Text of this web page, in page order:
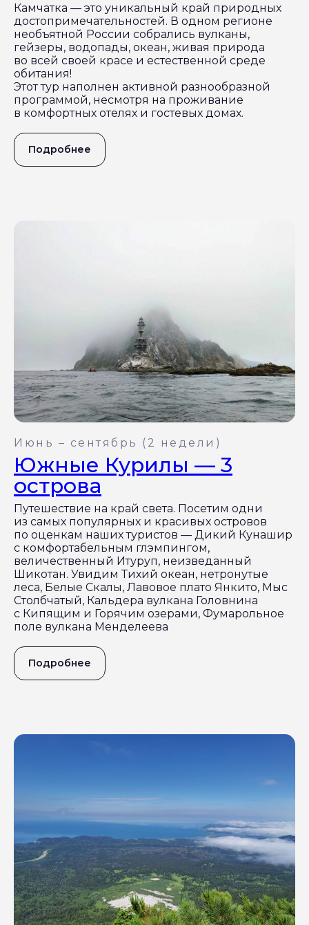
Камчатка — это уникальный край природных
достопримечательностей. В одном регионе
необъятной России собрались вулканы,
гейзеры, водопады, океан, живая природа
во всей своей красе и естественной среде
обитания!
Этот тур наполнен активной разнообразной
программой, несмотря на проживание
в комфортных отелях и гостевых домах.
Подробнее
Июнь – сентябрь (2 недели)
Южные Курилы — 3
острова
Путешествие на край света. Посетим одни
из самых популярных и красивых островов
по оценкам наших туристов — Дикий Кунашир
с комфортабельным глэмпингом,
величественный Итуруп, неизведанный
Шикотан. Увидим Тихий океан, нетронутые
леса, Белые Скалы, Лавовое плато Янкито, Мыс
Столбчатый, Кальдера вулкана Головнина
с Кипящим и Горячим озерами, Фумарольное
поле вулкана Менделеева
Подробнее